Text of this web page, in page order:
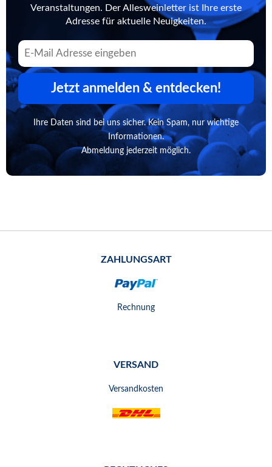
Veranstaltungen. Der Allesweinletter ist Ihre erste
Adresse für aktuelle Neuigkeiten.
Jetzt anmelden & entdecken!
Ihre Daten sind bei uns sicher. Kein Spam, nur wichtige
Informationen.
Abmeldung jederzeit möglich.
ZAHLUNGSART
Rechnung
VERSAND
Versandkosten